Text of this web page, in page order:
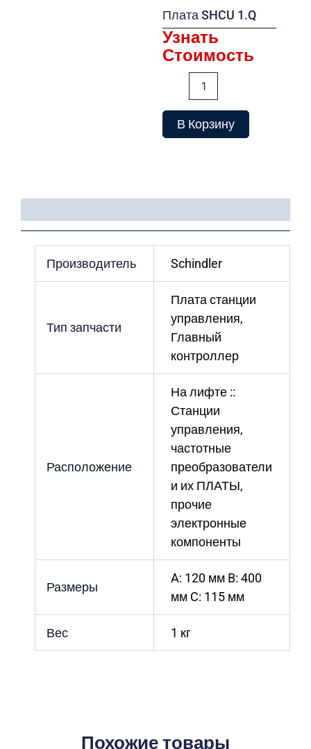
Плата SHCU 1.Q
Узнать
Стоимость
SHCU
1.Q
В Корзину
Производитель Schindler
Тип запчасти
Плата станции
управления,
Главный
контроллер
Расположение
На лифте ::
Станции
управления,
частотные
преобразователи
и их ПЛАТЫ,
прочие
электронные
компоненты
Размеры
A: 120 мм B: 400
мм C: 115 мм
Вес 1 кг
Похожие товары